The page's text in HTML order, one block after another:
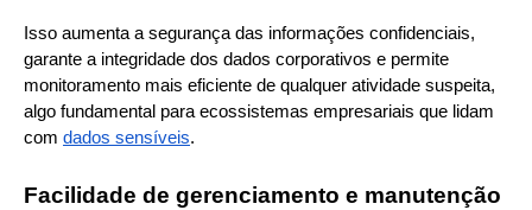
Isso aumenta a segurança das informações confidenciais,
garante a integridade dos dados corporativos e permite
monitoramento mais eficiente de qualquer atividade suspeita,
algo fundamental para ecossistemas empresariais que lidam
com dados sensíveis.
Facilidade de gerenciamento e manutenção